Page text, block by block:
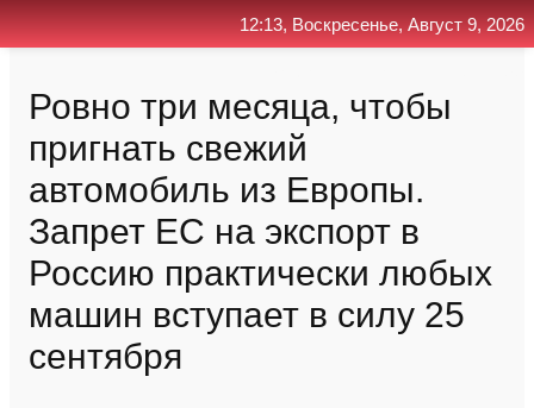
Ровно три месяца, чтобы
пригнать свежий
автомобиль из Европы.
Запрет ЕС на экспорт в
Россию практически любых
машин вступает в силу 25
сентября
12:13, Воскресенье, Август 9, 2026